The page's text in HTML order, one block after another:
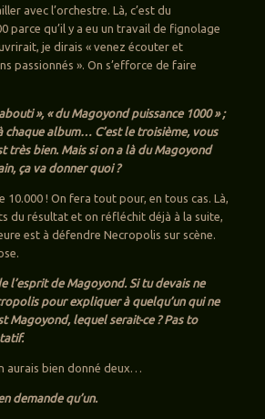
avec l’orchestre. Là, c’est du
parce qu’il y a eu un travail de fignolage
je dirais « venez écouter et
passionnés ». On s’efforce de faire
», « du Magoyond puissance 1000 » ;
chaque album… C’est le troisième, vous
très bien. Mais si on a là du Magoyond
ça va donner quoi ?
10.000 ! On fera tout pour, en tous cas. Là,
du résultat et on réfléchit déjà à la suite,
est à défendre Necropolis sur scène.
l’esprit de Magoyond. Si tu devais ne
pour expliquer à quelqu’un qui ne
Magoyond, lequel serait-ce ? Pas to
aurais bien donné deux…
demande qu’un.